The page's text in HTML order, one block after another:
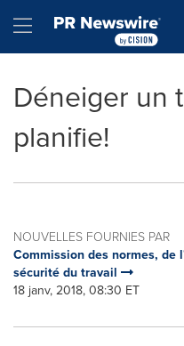
Hamburger menu
Déneiger un
planifie!
NOUVELLES FOURNIES PAR
Commission des normes,
sécurité du travail
18 janv, 2018, 08:30 ET